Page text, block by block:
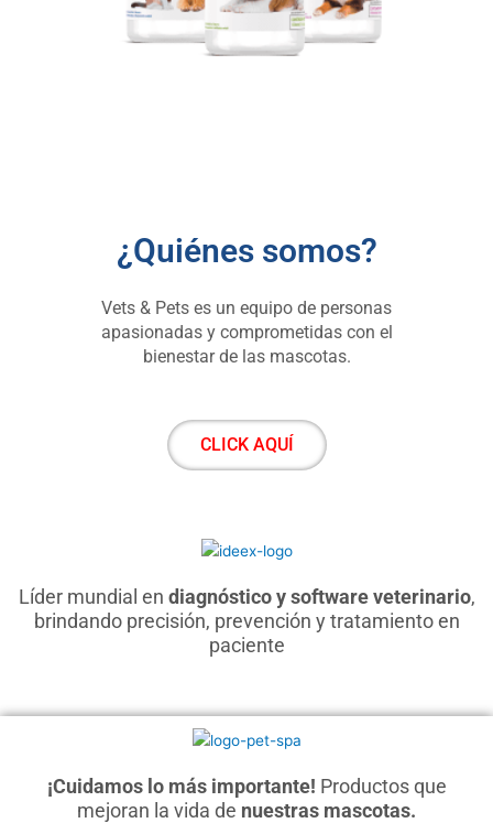
¿Quiénes somos?
Vets & Pets es un equipo de personas
apasionadas y comprometidas con el
bienestar de las mascotas.
CLICK AQUÍ
Líder mundial en diagnóstico y software veterinario,
brindando precisión, prevención y tratamiento en
paciente
¡Cuidamos lo más importante! Productos que
mejoran la vida de nuestras mascotas.